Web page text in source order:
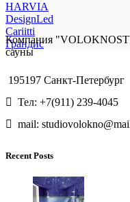
HARVIA
DesignLed
Cariitti
Грандис
Компания
сауны
195197 Санкт-Петербург
Тел: +7(911) 239-4045
mail:
Recent Posts